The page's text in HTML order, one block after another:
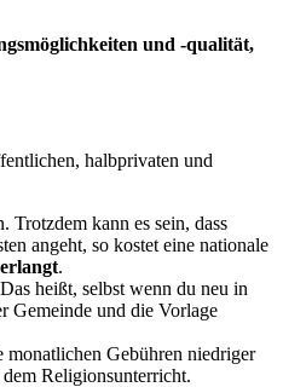
und -qualität,
halbprivaten und
Trotzdem kann es sein, dass
angeht, so kostet eine nationale
.
heißt, selbst wenn du neu in
Gemeinde und die Vorlage
monatlichen Gebühren niedriger
Religionsunterricht.